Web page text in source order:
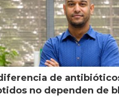
de
no dependen de